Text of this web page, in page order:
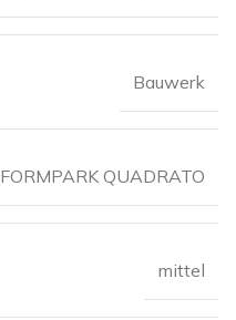
Bauwerk
FORMPARK QUADRATO
mittel